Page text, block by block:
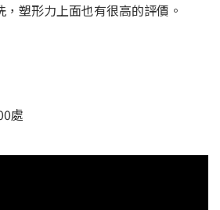
塑形力上面也有很高的評價。
處